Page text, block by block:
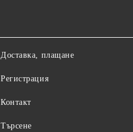
Доставка, плащане
Регистрация
Контакт
Търсене